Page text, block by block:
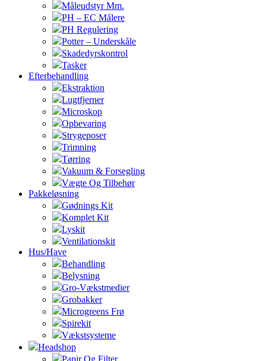
Måleudstyr Mm.
PH – EC Målere
PH Regulering
Potter – Underskåle
Skadedyrskontrol
Tasker
Efterbehandling
Ekstraktion
Lugtfjerner
Microskop
Opbevaring
Strygeposer
Trimning
Tørring
Vakuum & Forsegling
Vægte Og Tilbehør
Pakkeløsning
Gødnings Kit
Komplet Kit
Lyskit
Ventilationskit
Hus/Have
Behandling
Belysning
Gro-Vækstmedier
Grobakker
Microgreens Frø
Spirekit
Vækstsysteme
Headshop
Papir Og Filter